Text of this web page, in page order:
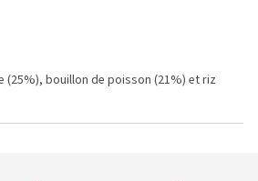
(25%), bouillon de poisson (21%) et riz